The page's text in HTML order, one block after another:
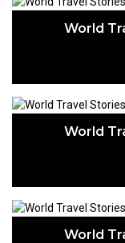
World
World
World